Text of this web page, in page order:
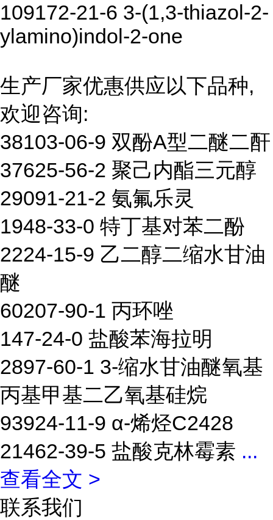
109172-21-6 3-(1,3-thiazol-2-
ylamino)indol-2-one
生产厂家优惠供应以下品种,
欢迎咨询:
38103-06-9 双酚A型二醚二酐
37625-56-2 聚己内酯三元醇
29091-21-2 氨氟乐灵
1948-33-0 特丁基对苯二酚
2224-15-9 乙二醇二缩水甘油
醚
60207-90-1 丙环唑
147-24-0 盐酸苯海拉明
2897-60-1 3-缩水甘油醚氧基
丙基甲基二乙氧基硅烷
93924-11-9 α-烯烃C2428
21462-39-5 盐酸克林霉素 ...
查看全文 >
联系我们